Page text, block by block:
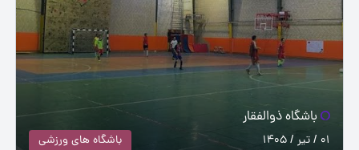
باشگاه ذوالفقار
باشگاه های ورزشی 01 / تیر / 1405